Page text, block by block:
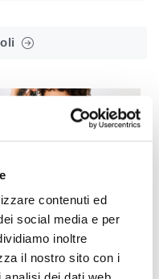
contenuti ed
social media e per
inoltre
il nostro sito con i